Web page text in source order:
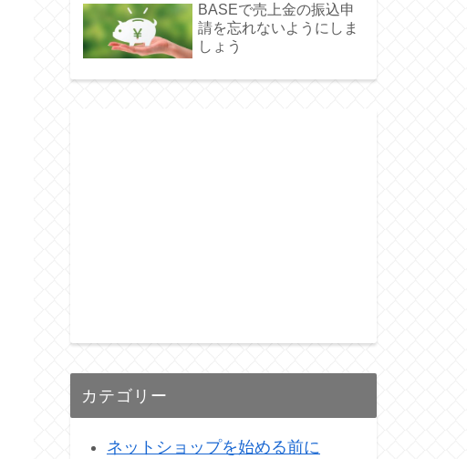
BASEで売上金の振込申
請を忘れないようにしま
しょう
カテゴリー
ネットショップを始める前に